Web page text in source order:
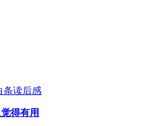
条读后感
得有用